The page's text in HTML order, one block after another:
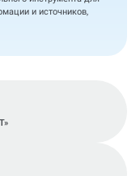
и источников,